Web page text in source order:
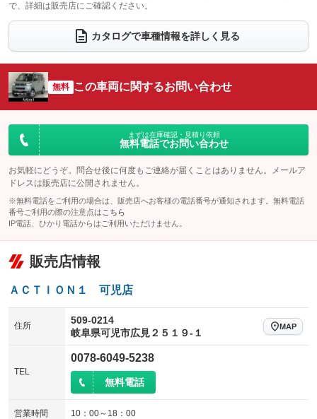
ウォークスルー
：装備なし
電動リアゲート フロントカメラ
：装備あり
：装備なし ：装備あり
サイドカメラ
：装備あり ルーフレール
：装備あり
：装備なし
：装備あり
で、詳細は販売店にご確認ください。
カタログで車種情報を詳しく見る
無料 この車両に関するお問い合わせ
まずは在庫確認・見積り依頼
無料電話でお問い合わせ
お気軽にどうぞ。問合せ後に何度もご連絡が届くことはありません。メールア
ドレスは販売店に公開されません。
※無料電話をご利用の場合は、販売店へお客様の電話番号が通知されます。無料電話
番号ご利用の際の注意点は こちら
IP電話、ひかり電話からはご利用いただけません。
販売店情報
ＡＣＴＩＯＮ１ 可児店
住所
509-0214
岐阜県可児市広見２５１９‐１
MAP
TEL
0078-6049-5238
無料電話
営業時間 10：00～18：00